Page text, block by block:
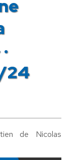
24
de Nicolas